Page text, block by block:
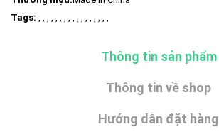
Tags: , , , , , , , , , , , , , , , , ,
Thông tin sản phẩm
Thông tin về shop
Hướng dẫn đặt hàng